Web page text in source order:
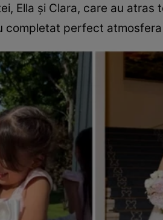
Ella și Clara, care au
completat perfect